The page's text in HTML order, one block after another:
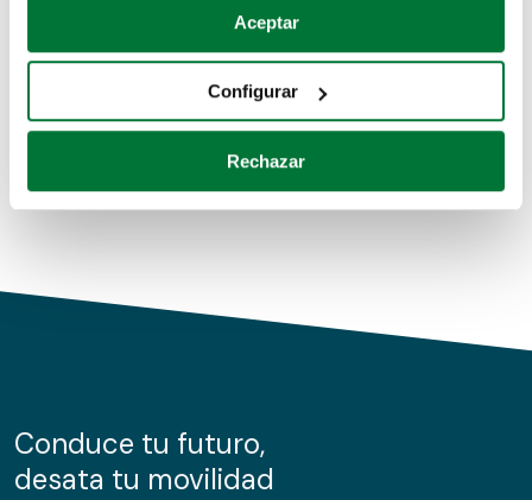
Si lo permite, también quisiéramos:
Recopilar información sobre su ubicación geográfica
Identificar su dispositivo analizándolo activamente
para buscar características específicas (huellas
Obtenga más información sobre cómo se procesan sus
de cookies.
información sobre el uso que haga del sitio web con
nuestros partners de redes sociales, publicidad y análisis
Aceptar
Configurar
Rechazar
Coches de km0
Conduce tu futuro,
desata tu movilidad